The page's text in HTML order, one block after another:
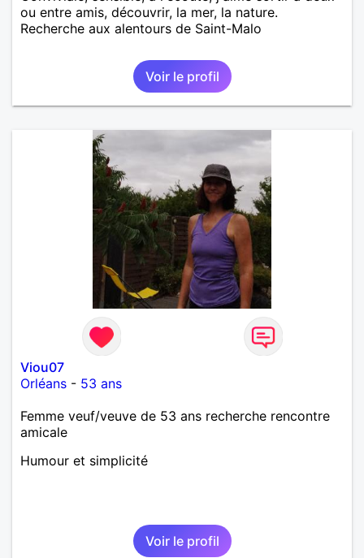
ou entre amis, découvrir, la mer, la nature.
Recherche aux alentours de Saint-Malo
Voir le profil
Viou07
Orléans - 53 ans
Femme veuf/veuve de 53 ans recherche rencontre
amicale
Humour et simplicité
Voir le profil